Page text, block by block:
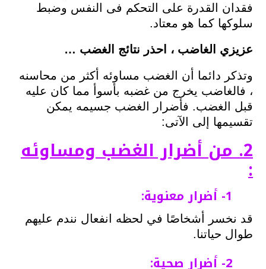
فقدان القدرة على التحكم فى النفس وضبط
سلوكها كما هو معتاد.
عزيزي الغاضب ، احذر نتائج الغضب …
وتذكر دائما أن الغضب مساوئه أكثر من محاسنه
، فالغاضب يخرج من غضبه بأسوأ مما كان عليه
قبل الغضب. فأضرار الغضب جسيمه يمكن
تقسيمها إلى الآتى:
2. من أضرار الغضب ومساوئه
:
قد نخسر أشخاصًا في لحظه انفعال نندم عليهم
طوال حياتنا.